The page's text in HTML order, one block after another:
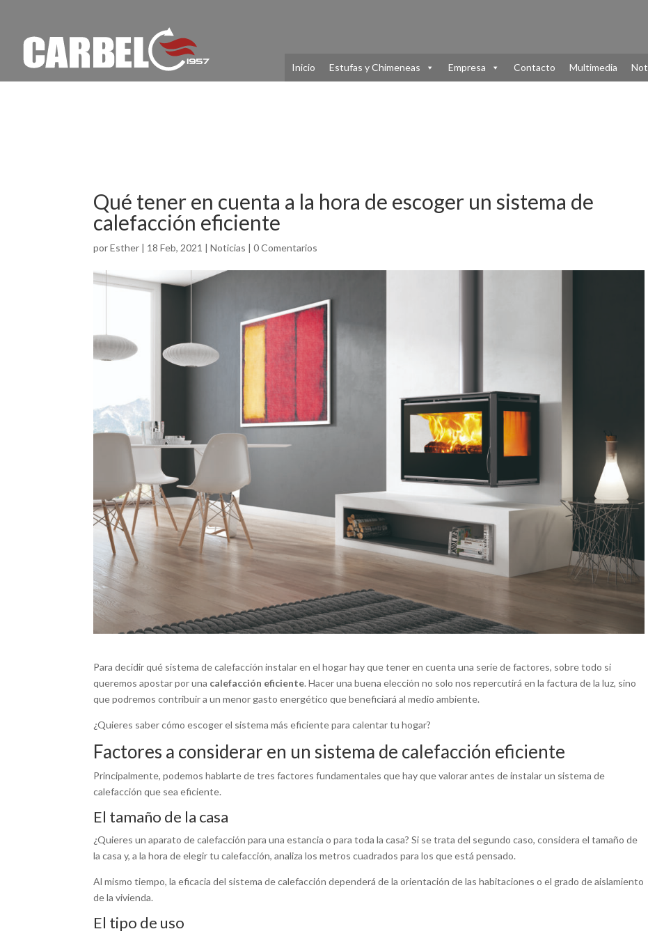
Inicio Estufas y Chimeneas Empresa Contacto Multimedia
Qué tener en cuenta a la hora de escoger un sistema de
calefacción eficiente
porEsther | 18 Feb, 2021 |Noticias |0 Comentarios
Para decidir qué sistema de calefacción instalar en el hogar hay que tener en cuenta una serie de factores, sobre todo si
queremos apostar por una calefacción eficiente. Hacer una buena elección no solo nos repercutirá en la factura de la luz, sino
que podremos contribuir a un menor gasto energético que beneficiará al medio ambiente.
¿Quieres saber cómo escoger el sistema más eficiente para calentar tu hogar?
Factores a considerar en un sistema de calefacción eficiente
Principalmente, podemos hablarte de tres factores fundamentales que hay que valorar antes de instalar un sistema de
calefacción que sea eficiente.
El tamaño de la casa
¿Quieres un aparato de calefacción para una estancia o para toda la casa? Si se trata del segundo caso, considera el tamaño de
la casa y, a la hora de elegir tu calefacción, analiza los metros cuadrados para los que está pensado.
Al mismo tiempo, la eficacia del sistema de calefacción dependerá de la orientación de las habitaciones o el grado de aislamiento
de la vivienda.
El tipo de uso